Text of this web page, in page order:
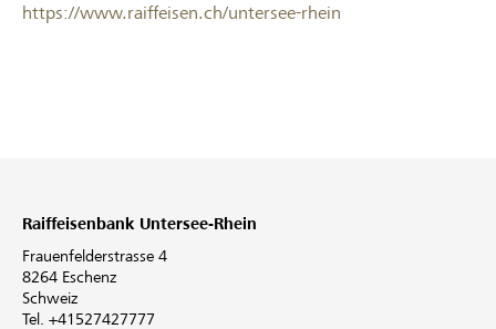
https://www.raiffeisen.ch/untersee-rhein
Raiffeisenbank Untersee-Rhein
Frauenfelderstrasse 4
8264 Eschenz
Schweiz
Tel. +41527427777